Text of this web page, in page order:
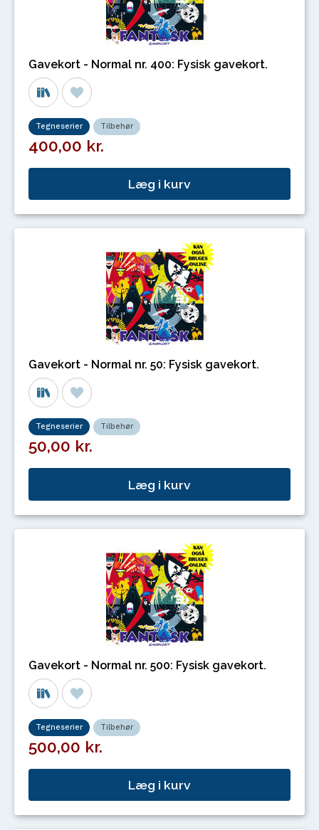
Gavekort - Normal nr. 400: Fysisk gavekort.
Tegneserier Tilbehør
400,00 kr.
Læg i kurv
Gavekort - Normal nr. 50: Fysisk gavekort.
Tegneserier Tilbehør
50,00 kr.
Læg i kurv
Gavekort - Normal nr. 500: Fysisk gavekort.
Tegneserier Tilbehør
500,00 kr.
Læg i kurv